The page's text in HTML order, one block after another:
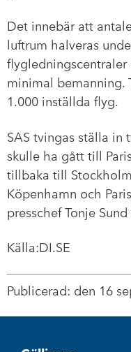
Det innebär att
luftrum halveras
minimal bemanning.
1.000 inställda flyg.
SAS tvingas ställa in
skulle ha gått till
tillbaka till
Köpenhamn och
presschef Tonje Sund
Källa:DI.SE
Publicerad: den 16